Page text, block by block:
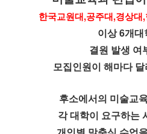
한국교원대,공주대,경상대
이상 6개대
결원 발생 여
모집인원이 해마다
후소에서의 미술교
각 대학이 요구하는